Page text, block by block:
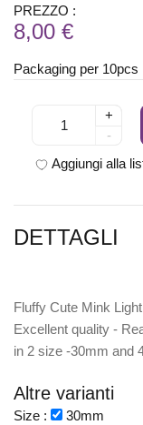
PREZZO :
8,00 €
Packaging per
+
-
Aggiungi alla
DETTAGLI
Fluffy Cute Mink
Excellent quality -
in 2 size -30mm and
Altre varianti
Size : 30mm